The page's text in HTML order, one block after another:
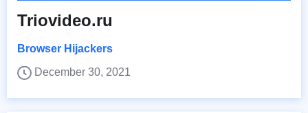
Triovideo.ru
Browser Hijackers
December 30, 2021